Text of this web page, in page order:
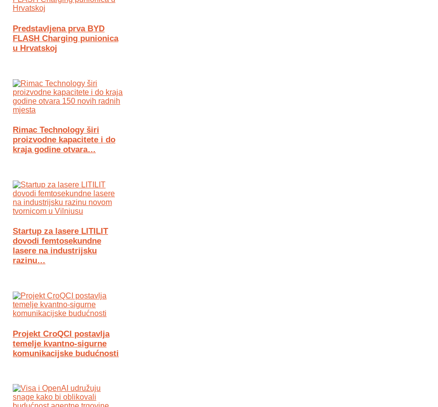
Predstavljena prva BYD
FLASH Charging punionica
u Hrvatskoj
Rimac Technology širi
proizvodne kapacitete i do
kraja godine otvara…
Startup za lasere LITILIT
dovodi femtosekundne
lasere na industrijsku
razinu…
Projekt CroQCI postavlja
temelje kvantno-sigurne
komunikacijske budućnosti